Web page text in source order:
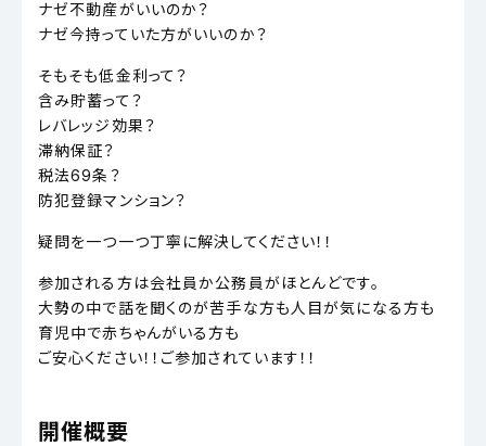
ナゼ不動産がいいのか？
ナゼ今持っていた方がいいのか？
そもそも低金利って？
含み貯蓄って？
レバレッジ効果？
滞納保証？
税法69条？
防犯登録マンション？
疑問を一つ一つ丁寧に解決してください！！
参加される方は会社員か公務員がほとんどです。
大勢の中で話を聞くのが苦手な方も人目が気になる方も
育児中で赤ちゃんがいる方も
ご安心ください！！ご参加されています！！
開催概要